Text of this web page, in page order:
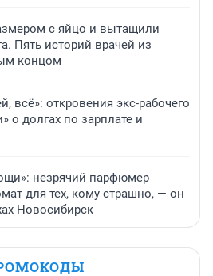
с яйцо и вытащили
Пять историй врачей из
концом
всё»: откровения экс-рабочего
о долгах по зарплате и
незрячий парфюмер
для тех, кому страшно, — он
Новосибирск